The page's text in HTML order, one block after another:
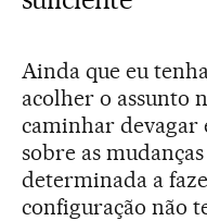
Ainda que eu
acolher o assunto
caminhar devagar
sobre as
determinada a
configuração não